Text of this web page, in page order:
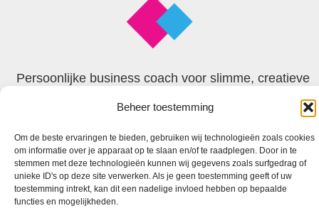
Beheer toestemming
Om de beste ervaringen te bieden, gebruiken wij technologieën zoals cookies
om informatie over je apparaat op te slaan en/of te raadplegen. Door in te
stemmen met deze technologieën kunnen wij gegevens zoals surfgedrag of
unieke ID's op deze site verwerken. Als je geen toestemming geeft of uw
toestemming intrekt, kan dit een nadelige invloed hebben op bepaalde
functies en mogelijkheden.
Persoonlijke business coach voor slimme, creatieve
© 2026 Faxion